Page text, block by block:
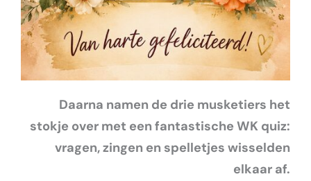
Daarna namen de drie musketiers het
stokje over met een fantastische WK quiz:
vragen, zingen en spelletjes wisselden
elkaar af.